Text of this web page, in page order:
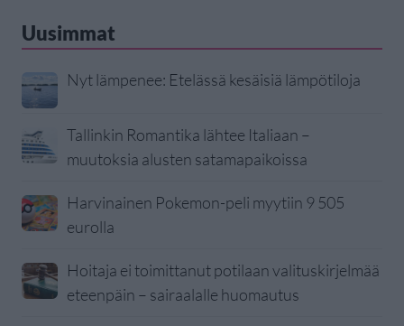
Uusimmat
Nyt lämpenee: Etelässä kesäisiä lämpötiloja
Tallinkin Romantika lähtee Italiaan –
muutoksia alusten satamapaikoissa
Harvinainen Pokemon-peli myytiin 9 505
eurolla
Hoitaja ei toimittanut potilaan valituskirjelmää
eteenpäin – sairaalalle huomautus